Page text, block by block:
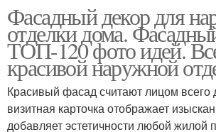
Фасадный декор для
отделки дома.
ТОП-120 фото идей.
красивой наружной
Красивый фасад считают лицом всего
визитная карточка отображает
добавляет эстетичности любой жилой